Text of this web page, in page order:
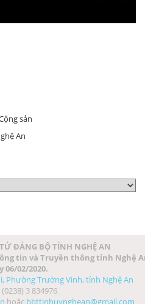
ĐẢNG BỘ TỈNH NGHỆ AN
tin và Truyền thông tỉnh Nghệ
06/02/2020.
Phường Trường Vinh, tỉnh Nghệ An
3 834976
hoặc bbttinhuynghean@gmail.com